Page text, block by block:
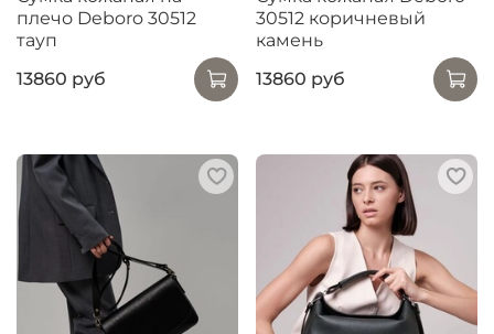
плечо Deboro 30512
тауп
13860 руб
30512 коричневый
камень
13860 руб